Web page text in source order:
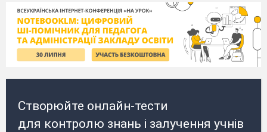
Створюйте онлайн-тести
для контролю знань і залучення учнів